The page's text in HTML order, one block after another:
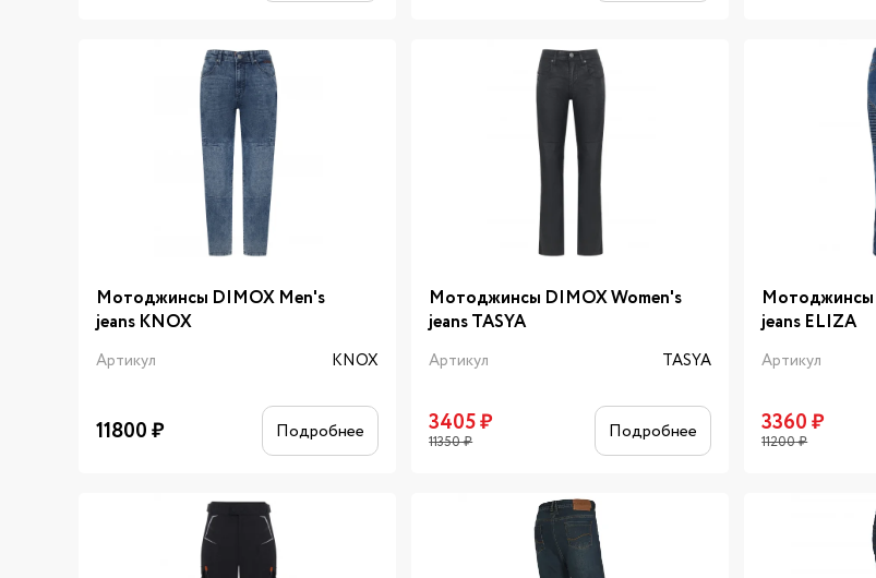
Мотоджинсы DIMOX Men's
jeans KNOX
Артикул KNOX
11800₽ Подробнее
Мотоджинсы DIMOX Women's
jeans TASYA
Артикул TASYA
3405₽
11350₽ Подробнее
Мотоджинсы
jeans ELIZA
Артикул
3360₽
11200₽